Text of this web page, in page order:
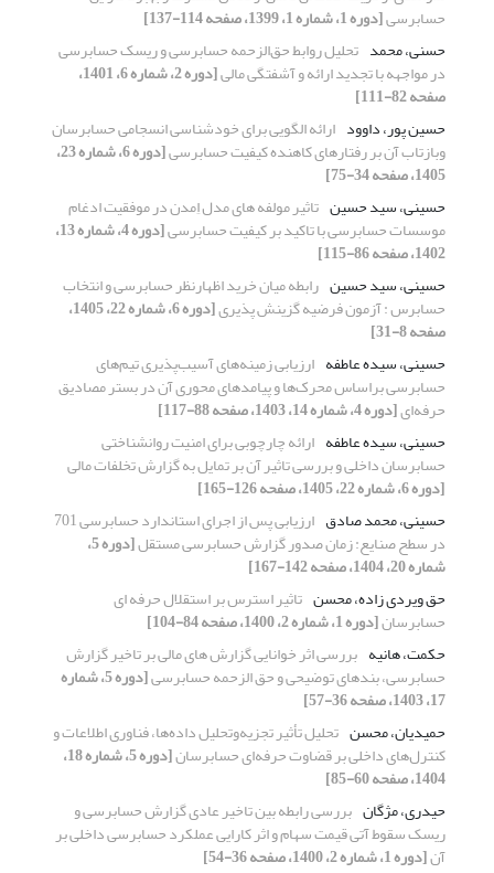
حسابرسی[دوره 1، شماره 1، 1399، صفحه 114-137]
حسنی، محمد تحلیل روابط حق‌الزحمه حسابرسی و ریسک حسابرسی
در مواجهه با تجدید ارائه و آشفتگی مالی [دوره 2، شماره 6، 1401،
صفحه 82-111]
حسین پور، داوود ارائه الگویی برای خودشناسی انسجامی حسابرسان
وبازتاب آن بر رفتارهای کاهنده کیفیت حسابرسی [دوره 6، شماره 23،
1405، صفحه 34-75]
حسینی، سید حسین تاثیر مولفه های مدل اِمدن در موفقیت ادغام
موسسات حسابرسی با تاکید بر کیفیت حسابرسی [دوره 4، شماره 13،
1402، صفحه 86-115]
حسینی، سید حسین رابطه میان خرید اظهارنظر حسابرسی و انتخاب
حسابرس : آزمون فرضیه گزینش پذیری [دوره 6، شماره 22، 1405،
صفحه 8-31]
حسینی، سیده عاطفه ارزیابی زمینه‌های آسیب‌پذیری تیم‌های
حسابرسی براساس محرک‌ها و پیامدهای محوری آن در بستر مصادیق
حرفه‌ای[دوره 4، شماره 14، 1403، صفحه 88-117]
حسینی، سیده عاطفه ارائه چارچوبی برای امنیت روانشناختی
حسابرسان داخلی و بررسی تاثیر آن بر تمایل به گزارش تخلفات مالی
[دوره 6، شماره 22، 1405، صفحه 126-165]
حسینی، محمد صادق
ارزیابی پس از اجرای استاندارد حسابرسی 701
در سطح صنایع: زمان صدور گزارش حسابرسی مستقل [دوره 5،
شماره 20، 1404، صفحه 142-167]
حق ویردی زاده، محسن تاثیر استرس بر استقلال حرفه ای
حسابرسان[دوره 1، شماره 2، 1400، صفحه 84-104]
حکمت، هانیه بررسی اثر خوانایی گزارش های مالی بر تاخیر گزارش
حسابرسی، بندهای توضیحی و حق الزحمه حسابرسی [دوره 5، شماره
17، 1403، صفحه 36-57]
حمیدیان، محسن تحلیل تأثیر تجزیه‌‌و‌تحلیل داده‌ها، فناوری اطلاعات و
کنترل‌های داخلی بر قضاوت حرفه‌‌ای حسابرسان [دوره 5، شماره 18،
1404، صفحه 60-85]
حیدری، مژگان بررسی رابطه بین تاخیر عادی گزارش حسابرسی و
ریسک سقوط آتی قیمت سهام و اثر کارایی عملکرد حسابرسی داخلی بر
آن[دوره 1، شماره 2، 1400، صفحه 36-54]